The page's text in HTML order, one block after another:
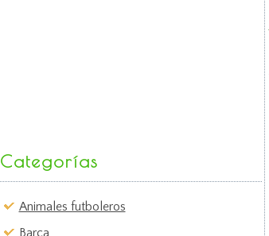
Categorías
Animales futboleros
Barça